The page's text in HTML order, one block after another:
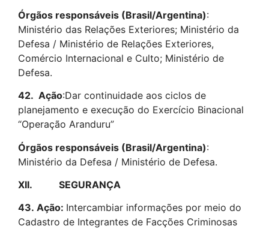
Órgãos responsáveis (Brasil/Argentina):
Ministério das Relações Exteriores; Ministério da
Defesa / Ministério de Relações Exteriores,
Comércio Internacional e Culto; Ministério de
Defesa.
42. Ação:Dar continuidade aos ciclos de
planejamento e execução do Exercício Binacional
“Operação Aranduru”
Órgãos responsáveis (Brasil/Argentina):
Ministério da Defesa / Ministério de Defesa.
XII. SEGURANÇA
43. Ação: Intercambiar informações por meio do
Cadastro de Integrantes de Facções Criminosas